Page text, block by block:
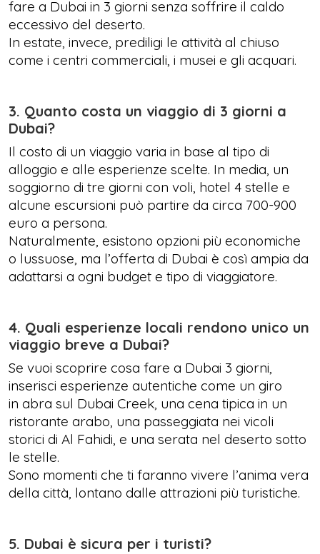
fare a Dubai in 3 giorni senza soffrire il caldo
eccessivo del deserto.
In estate, invece, prediligi le attività al chiuso
come i centri commerciali, i musei e gli acquari.
3. Quanto costa un viaggio di 3 giorni a
Dubai?
Il costo di un viaggio varia in base al tipo di
alloggio e alle esperienze scelte. In media, un
soggiorno di tre giorni con voli, hotel 4 stelle e
alcune escursioni può partire da circa 700-900
euro a persona.
Naturalmente, esistono opzioni più economiche
o lussuose, ma l’offerta di Dubai è così ampia da
adattarsi a ogni budget e tipo di viaggiatore.
4. Quali esperienze locali rendono unico un
viaggio breve a Dubai?
Se vuoi scoprire cosa fare a Dubai 3 giorni,
inserisci esperienze autentiche come un giro
in abra sul Dubai Creek, una cena tipica in un
ristorante arabo, una passeggiata nei vicoli
storici di Al Fahidi, e una serata nel deserto sotto
le stelle.
Sono momenti che ti faranno vivere l’anima vera
della città, lontano dalle attrazioni più turistiche.
5. Dubai è sicura per i turisti?